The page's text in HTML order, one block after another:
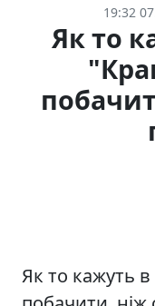
19:32
Як то
Як то кажуть